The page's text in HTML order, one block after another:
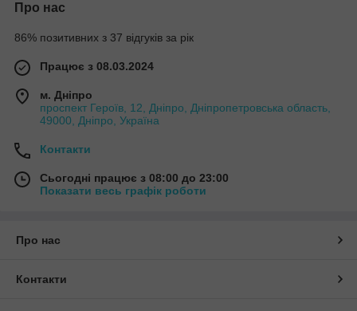
Про нас
86% позитивних з 37 відгуків за рік
Працює з 08.03.2024
м. Дніпро
проспект Героїв, 12, Дніпро, Дніпропетровська область,
49000, Дніпро, Україна
Контакти
Сьогодні працює з 08:00 до 23:00
Показати весь графік роботи
Про нас
Контакти